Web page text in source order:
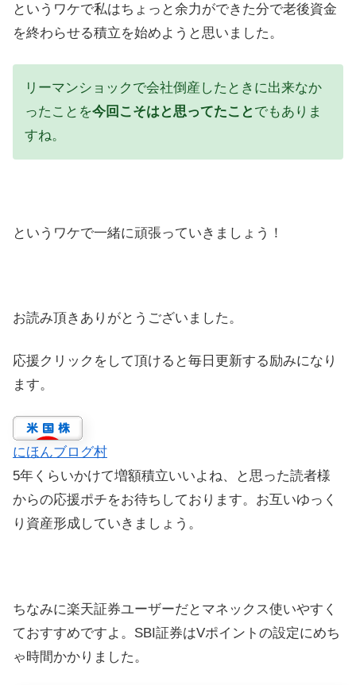
というワケで私はちょっと余力ができた分で老後資金
を終わらせる積立を始めようと思いました。
リーマンショックで会社倒産したときに出来なか
ったことを今回こそはと思ってたこと でもありま
すね。
というワケで一緒に頑張っていきましょう！
お読み頂きありがとうございました。
応援クリックをして頂けると毎日更新する励みになり
ます。
にほんブログ村
5年くらいかけて増額積立いいよね、と思った読者様
からの応援ポチをお待ちしております。お互いゆっく
り資産形成していきましょう。
ちなみに楽天証券ユーザーだとマネックス使いやすく
ておすすめですよ。SBI証券はVポイントの設定にめち
ゃ時間かかりました。